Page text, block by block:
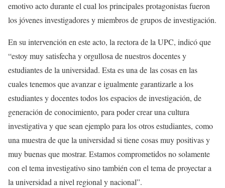
emotivo acto durante el cual los principales protagonistas fueron
los jóvenes investigadores y miembros de grupos de investigación.
En su intervención en este acto, la rectora de la UPC, indicó que
“estoy muy satisfecha y orgullosa de nuestros docentes y
estudiantes de la universidad. Esta es una de las cosas en las
cuales tenemos que avanzar e igualmente garantizarle a los
estudiantes y docentes todos los espacios de investigación, de
generación de conocimiento, para poder crear una cultura
investigativa y que sean ejemplo para los otros estudiantes, como
una muestra de que la universidad si tiene cosas muy positivas y
muy buenas que mostrar. Estamos comprometidos no solamente
con el tema investigativo sino también con el tema de proyectar a
la universidad a nivel regional y nacional”.